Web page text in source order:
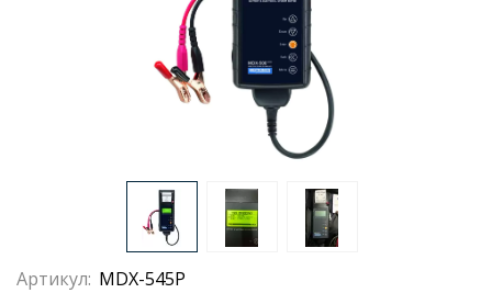
Артикул: MDX-545P